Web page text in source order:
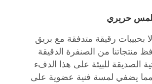
رقيقة متدفقة مع بريق
من الصنفرة الدقيقة
للبيئة على هذا الدفء
لمسة فنية عضوية على